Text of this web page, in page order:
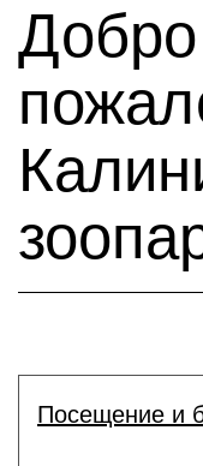
Добро
Посещение и